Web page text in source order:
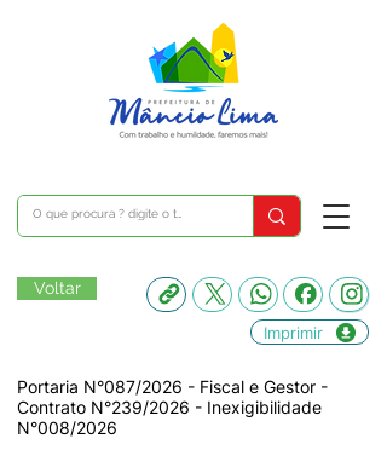
Voltar
Imprimir
Portaria N°087/2026 - Fiscal e Gestor -
Contrato N°239/2026 - Inexigibilidade
N°008/2026